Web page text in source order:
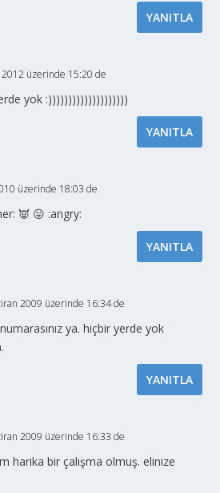
YANITLA
2012 üzerinde 15:20 de
yok :))))))))))))))))))))
YANITLA
üzerinde 18:03 de
👿 😛 :angry:
YANITLA
2009 üzerinde 16:34 de
ya. hiçbir yerde yok
YANITLA
2009 üzerinde 16:33 de
harika bir çalışma olmuş. elinize